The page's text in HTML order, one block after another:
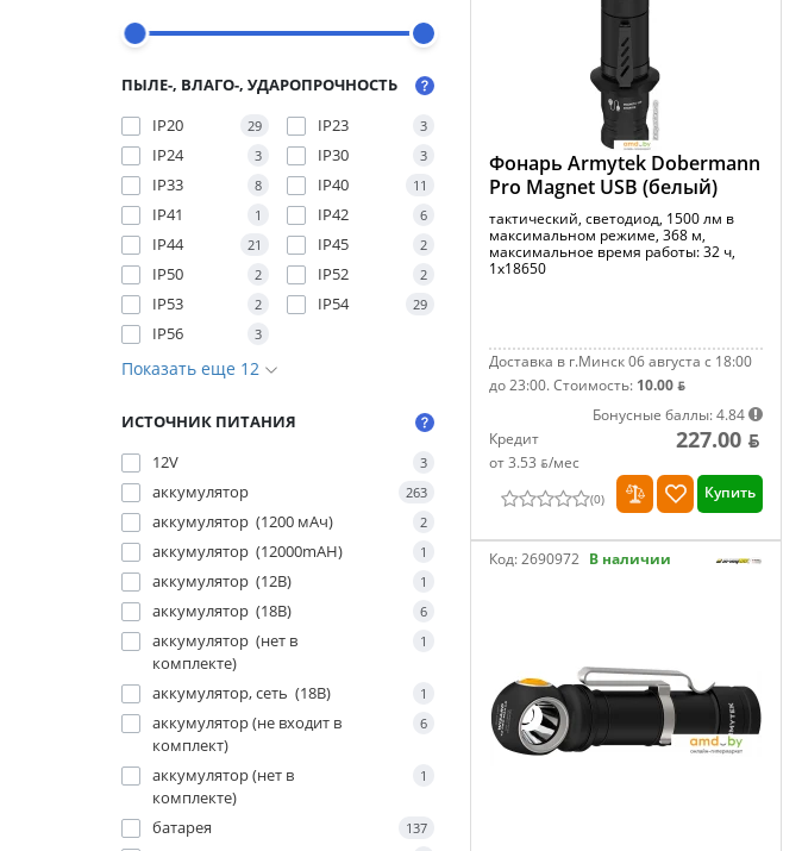
ПЫЛЕ-, ВЛАГО-, УДАРОПРОЧНОСТЬ
IP20
29 IP23 3
IP24 3 IP30 3
IP33 8 IP40 11
IP41 1 IP42 6
IP44 21 IP45 2
IP50 2 IP52 2
IP53 2 IP54 29
IP56 3
Показать еще 12
ИСТОЧНИК ПИТАНИЯ
12V
3
аккумулятор 263
аккумулятор (1200 мАч) 2
аккумулятор (12000mAH) 1
аккумулятор (12В) 1
аккумулятор (18В) 6
аккумулятор (нет в
комплекте)
1
аккумулятор, сеть (18В) 1
аккумулятор (не входит в
комплект)
6
аккумулятор (нет в
комплекте)
1
батарея 137
Фонарь Armytek Dobermann
Pro Magnet USB (белый)
тактический, светодиод, 1500 лм в
максимальном режиме, 368 м,
максимальное время работы: 32 ч,
1x18650
Доставка в г.Минск 06 августа с 18:00
до 23:00.Стоимость: 10.00 ƃ
Бонусные баллы: 4.84
Кредит
от 3.53 ƃ/мec
227.00 ƃ
(0) Купить
Код:2690972 В наличии